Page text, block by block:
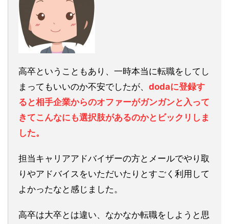
高卒ということもあり、一時本当に転職をしてし
まってもいいのか不安でしたが、 dodaに登録す
ると相手企業からのオファーがガンガンと入って
きてこんなにも選択肢があるのかとビックリしま
した。
担当キャリアアドバイザーの方とメールでやり取
りやアドバイスをいただいたりとすごく利用して
よかったなと感じました。
高卒は大卒とは違い、なかなか転職をしようと思